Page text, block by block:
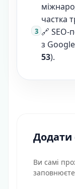
частка
🔗
з
53).
Додати
Ви самі